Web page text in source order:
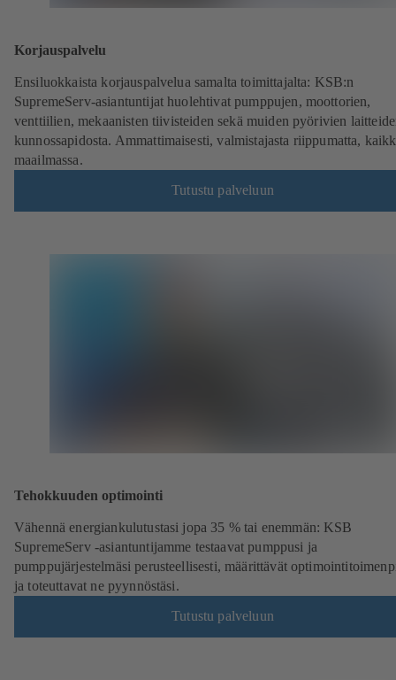
Korjauspalvelu
Ensiluokkaista korjauspalvelua samalta toimittajalta: KSB:n
SupremeServ-asiantuntijat huolehtivat pumppujen, moottorien,
venttiilien, mekaanisten tiivisteiden sekä muiden pyörivien
kunnossapidosta. Ammattimaisesti, valmistajasta riippumatta,
maailmassa.
Tutustu palveluun
Tehokkuuden optimointi
Vähennä energiankulutustasi jopa 35 % tai enemmän: KSB
SupremeServ -asiantuntijamme testaavat pumppusi ja
pumppujärjestelmäsi perusteellisesti, määrittävät
ja toteuttavat ne pyynnöstäsi.
Tutustu palveluun